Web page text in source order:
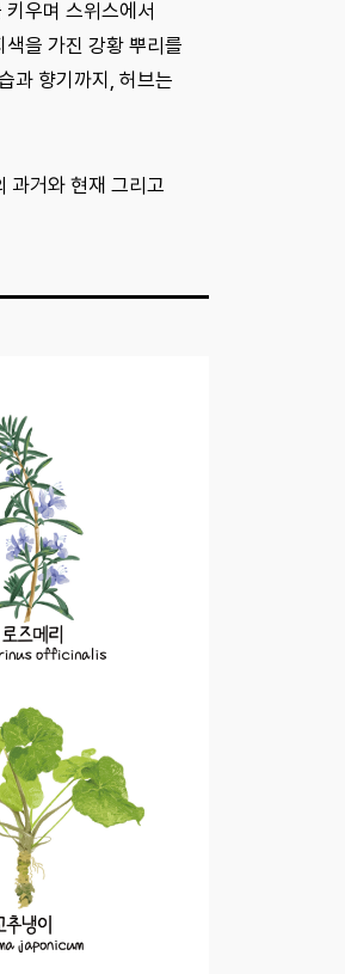
우며 스위스에서
을 가진 강황 뿌리를
과 향기까지, 허브는
과거와 현재 그리고